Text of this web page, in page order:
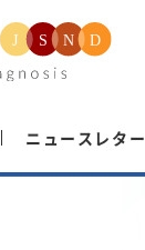
ニュースレター